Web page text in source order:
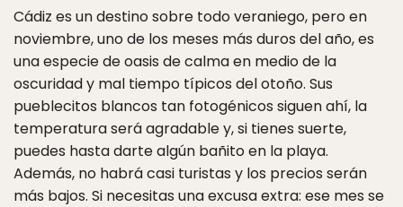
Cádiz es un destino sobre todo veraniego, pero en
noviembre, uno de los meses más duros del año, es
una especie de oasis de calma en medio de la
oscuridad y mal tiempo típicos del otoño. Sus
pueblecitos blancos tan fotogénicos siguen ahí, la
temperatura será agradable y, si tienes suerte,
puedes hasta darte algún bañito en la playa.
Además, no habrá casi turistas y los precios serán
más bajos. Si necesitas una excusa extra: ese mes se